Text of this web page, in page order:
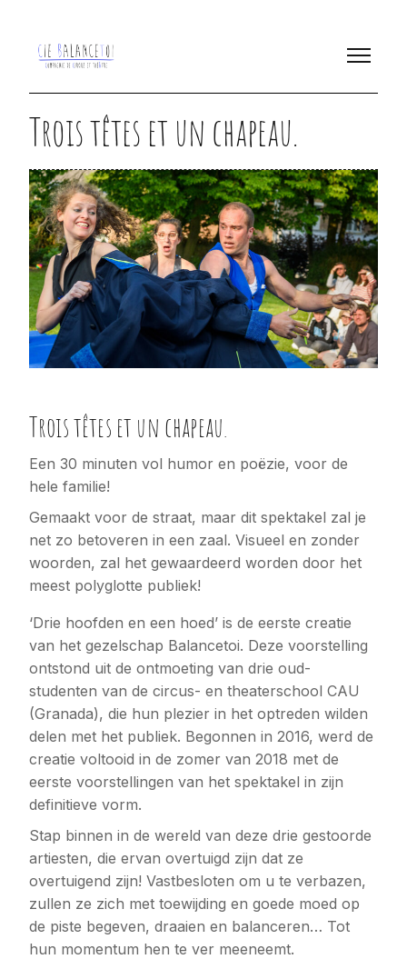
Trois têtes et un chapeau.
Trois têtes et un chapeau.
Een 30 minuten vol humor en poëzie, voor de
hele familie!
Gemaakt voor de straat, maar dit spektakel zal je
net zo betoveren in een zaal. Visueel en zonder
woorden, zal het gewaardeerd worden door het
meest polyglotte publiek!
‘Drie hoofden en een hoed’ is de eerste creatie
van het gezelschap Balancetoi. Deze voorstelling
ontstond uit de ontmoeting van drie oud-
studenten van de circus- en theaterschool CAU
(Granada), die hun plezier in het optreden wilden
delen met het publiek. Begonnen in 2016, werd de
creatie voltooid in de zomer van 2018 met de
eerste voorstellingen van het spektakel in zijn
definitieve vorm.
Stap binnen in de wereld van deze drie gestoorde
artiesten, die ervan overtuigd zijn dat ze
overtuigend zijn! Vastbesloten om u te verbazen,
zullen ze zich met toewijding en goede moed op
de piste begeven, draaien en balanceren… Tot
hun momentum hen te ver meeneemt.